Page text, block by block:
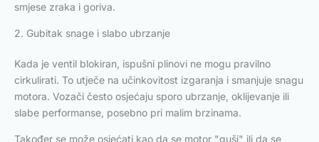
smjese zraka i goriva.
2. Gubitak snage i slabo ubrzanje
Kada je ventil blokiran, ispušni plinovi ne mogu pravilno
cirkulirati. To utječe na učinkovitost izgaranja i smanjuje snagu
motora. Vozači često osjećaju sporo ubrzanje, oklijevanje ili
slabe performanse, posebno pri malim brzinama.
Također se može osjećati kao da se motor "guši" ili da se